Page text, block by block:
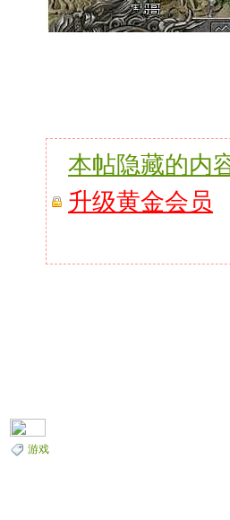
本帖隐藏的内
升级黄金会员
游戏